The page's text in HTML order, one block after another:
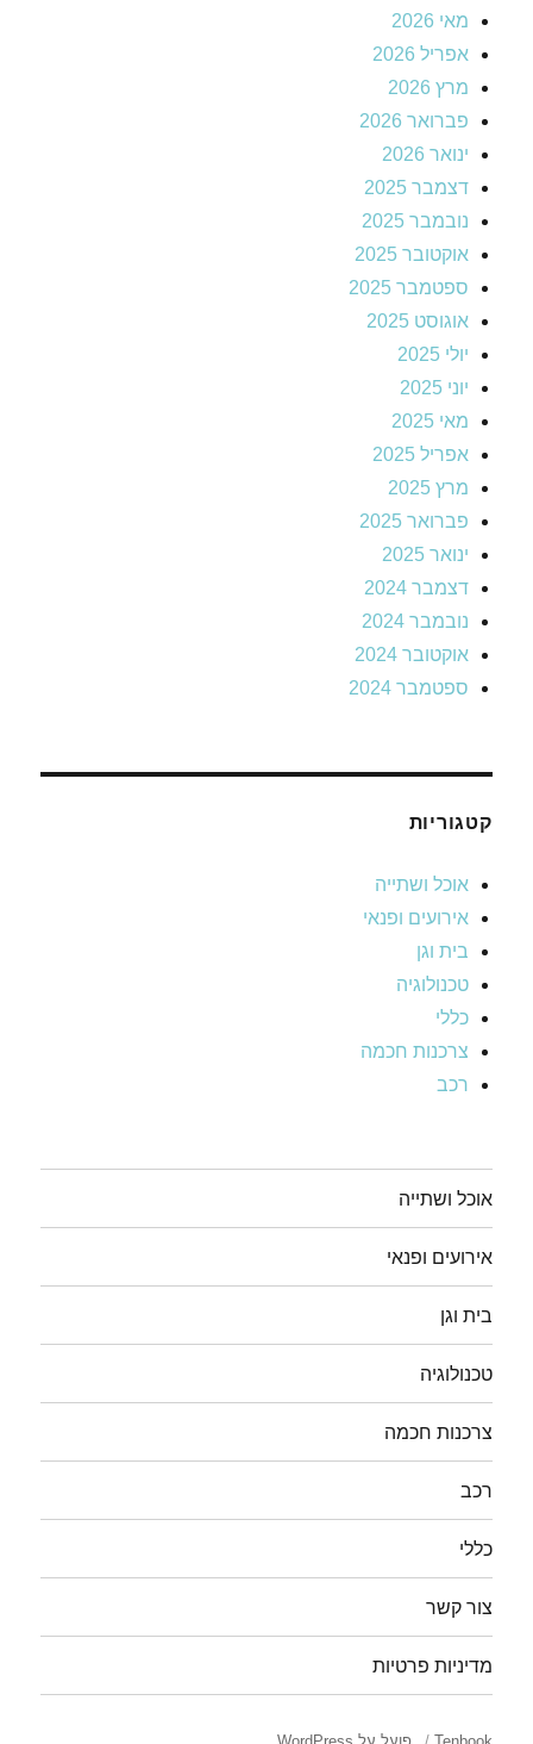
מאי 2026
אפריל 2026
מרץ 2026
פברואר 2026
ינואר 2026
דצמבר 2025
נובמבר 2025
אוקטובר 2025
ספטמבר 2025
אוגוסט 2025
יולי 2025
יוני 2025
מאי 2025
אפריל 2025
מרץ 2025
פברואר 2025
ינואר 2025
דצמבר 2024
נובמבר 2024
אוקטובר 2024
ספטמבר 2024
קטגוריות
אוכל ושתייה
אירועים ופנאי
בית וגן
טכנולוגיה
כללי
צרכנות חכמה
רכב
אוכל ושתייה
אירועים ופנאי
בית וגן
טכנולוגיה
צרכנות חכמה
רכב
כללי
צור קשר
מדיניות פרטיות